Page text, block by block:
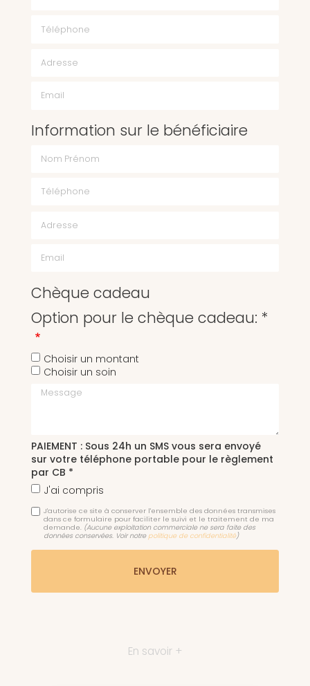
Information sur le bénéficiaire
Chèque cadeau
Option pour le chèque cadeau: *
Choisir un montant
Choisir un soin
Message
PAIEMENT : Sous 24h un SMS vous sera envoyé
sur votre téléphone portable pour le règlement
par CB *
J'ai compris
J'autorise ce site à conserver l'ensemble des données transmises
dans ce formulaire pour faciliter le suivi et le traitement de ma
demande. (Aucune exploitation commerciale ne sera faite des
données conservées. Voir notre politique de confidentialité)
En savoir +